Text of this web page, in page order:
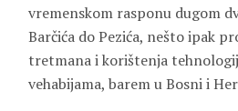
vremenskom rasponu dugom
Barčića do Pezića, nešto ipak
tretmana i korištenja
vehabijama, barem u Bosni i